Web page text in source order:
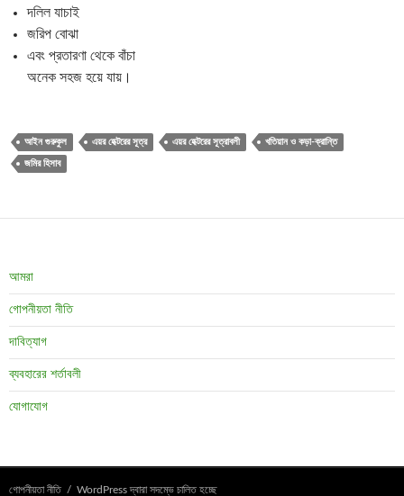
দলিল যাচাই
জরিপ বোঝা
এবং প্রতারণা থেকে বাঁচা
অনেক সহজ হয়ে যায়।
আইন গুরুকুল এয়র হেক্টরের সূত্র এয়র হেক্টরের সূত্রাবলী খতিয়ান ও কড়া-ক্রান্তি
জমির হিসাব
আমরা
গোপনীয়তা নীতি
দাবিত্যাগ
ব্যবহারের শর্তাবলী
যোগাযোগ
গোপনীয়তা নীতি WordPress দ্বারা সদম্ভে চালিত হচ্ছে